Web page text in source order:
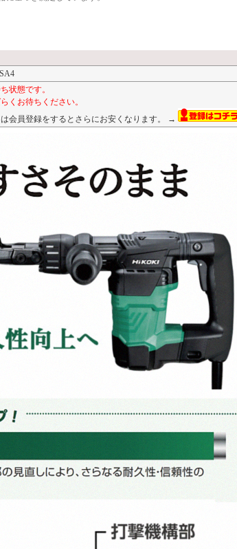
状態です。
くお待ちください。
は会員登録をするとさらにお安くなります。 →